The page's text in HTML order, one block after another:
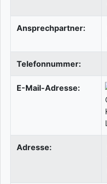
Ansprechpartner:
Telefonnummer:
E-Mail-Adresse:
Adresse: